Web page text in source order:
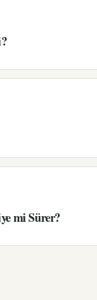
mi Sürer?